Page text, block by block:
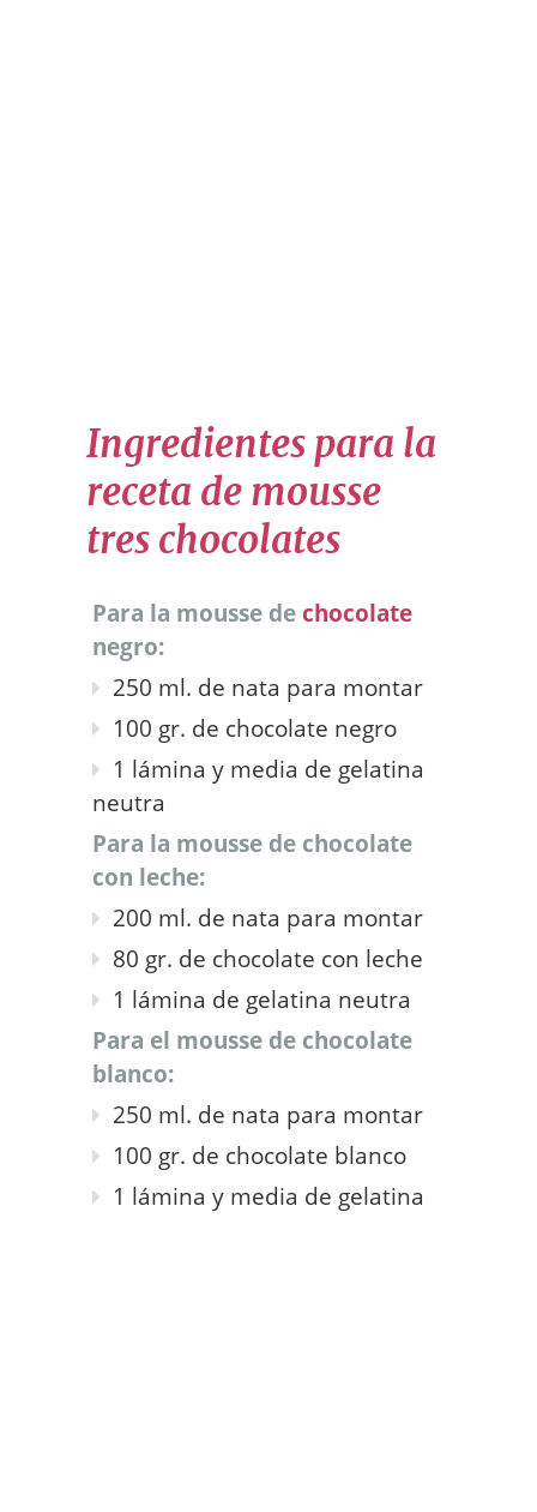
Ingredientes para la
receta de mousse
tres chocolates
Para la mousse dechocolate
negro:
250 ml. de nata para montar
100 gr. de chocolate negro
1 lámina y media de gelatina
neutra
Para la mousse de chocolate
con leche:
200 ml. de nata para montar
80 gr. de chocolate con leche
1 lámina de gelatina neutra
Para el mousse de chocolate
blanco:
250 ml. de nata para montar
100 gr. de chocolate blanco
1 lámina y media de gelatina